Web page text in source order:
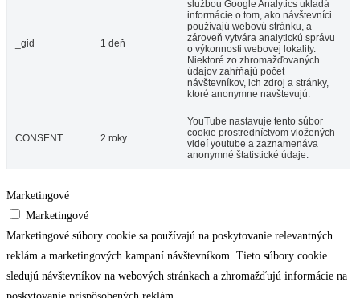
_gid 1 deň
službou Google Analytics ukladá
informácie o tom, ako návštevníci
používajú webovú stránku, a
zároveň vytvára analytickú správu
o výkonnosti webovej lokality.
Niektoré zo zhromažďovaných
údajov zahŕňajú počet
návštevníkov, ich zdroj a stránky,
ktoré anonymne navštevujú.
CONSENT 2 roky
YouTube nastavuje tento súbor
cookie prostredníctvom vložených
videí youtube a zaznamenáva
anonymné štatistické údaje.
Marketingové
Marketingové
Marketingové súbory cookie sa používajú na poskytovanie relevantných
reklám a marketingových kampaní návštevníkom. Tieto súbory cookie
sledujú návštevníkov na webových stránkach a zhromažďujú informácie na